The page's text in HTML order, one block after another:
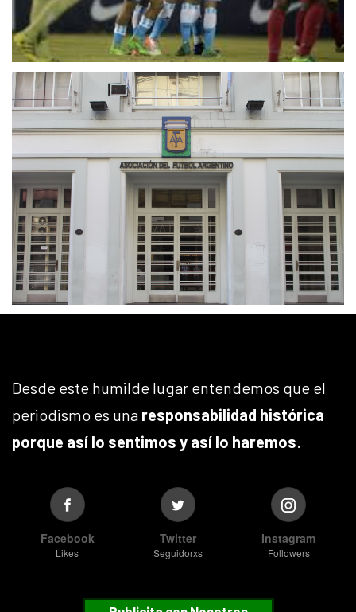
Desde este humilde lugar entendemos que el
periodismo es una responsabilidad histórica
porque así lo sentimos y así lo haremos
Facebook
Likes
Twitter
Seguidorxs
Instagram
Followers